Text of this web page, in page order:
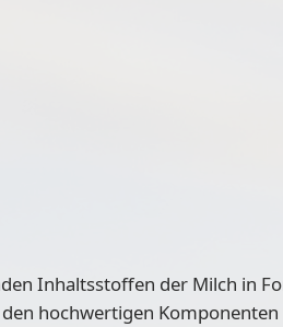
Inhaltsstoffen der Milch in
hochwertigen Komponenten